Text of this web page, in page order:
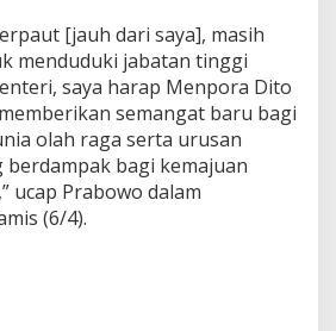
M
[jauh dari saya], masih
menduduki jabatan tinggi
saya harap Menpora Dito
semangat baru bagi
olah raga serta urusan
berdampak bagi kemajuan
ucap Prabowo dalam
(6/4).